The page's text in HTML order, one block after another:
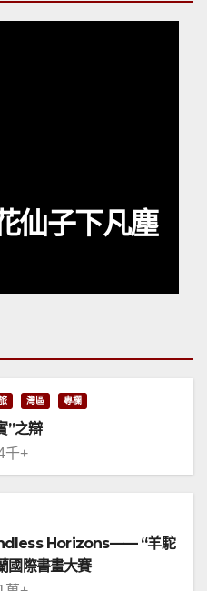
灣區 專欄
”之辯
千+
Horizons—— “羊駝
國際書畫大賽